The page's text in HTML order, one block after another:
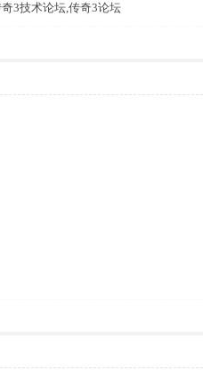
3技术论坛,传奇3论坛